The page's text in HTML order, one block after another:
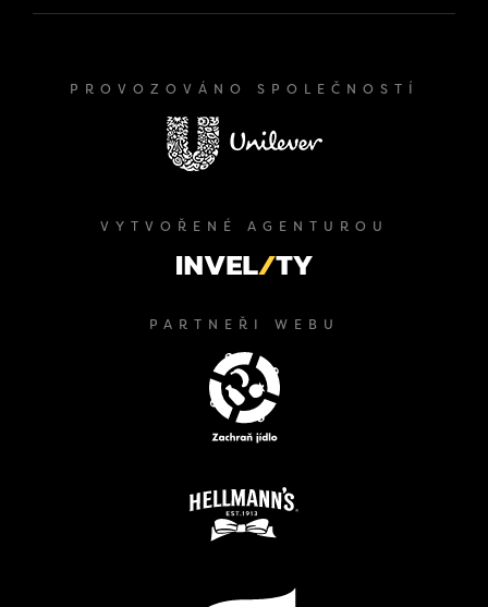
PROVOZOVÁNO SPOLEČNOSTÍ
VYTVOŘENÉ AGENTUROU
PARTNEŘI WEBU